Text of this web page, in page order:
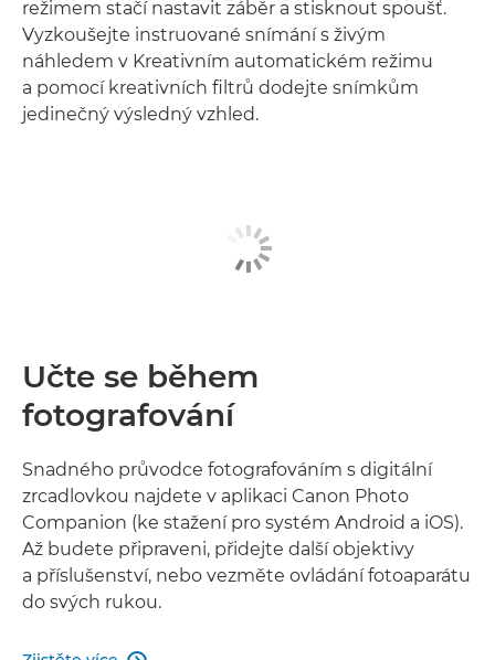
režimem stačí nastavit záběr a stisknout spoušť.
Vyzkoušejte instruované snímání s živým
náhledem v Kreativním automatickém režimu
a pomocí kreativních filtrů dodejte snímkům
jedinečný výsledný vzhled.
Učte se během
fotografování
Snadného průvodce fotografováním s digitální
zrcadlovkou najdete v aplikaci Canon Photo
Companion (ke stažení pro systém Android a iOS).
Až budete připraveni, přidejte další objektivy
a příslušenství, nebo vezměte ovládání fotoaparátu
do svých rukou.